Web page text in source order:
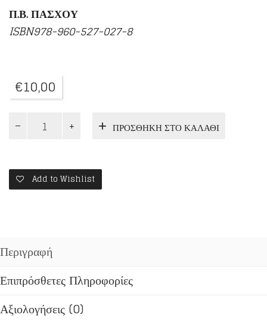
Π.Β. ΠΑΣΧΟΥ
ISBN978-960-527-027-8
€10,00
ΑΣΚΗΣΕΙ
ποσότητα
ΠΡΟΣΘΉΚΗ ΣΤΟ ΚΑΛΆΘΙ
Add to Wishlist
Περιγραφή
Επιπρόσθετες Πληροφορίες
Αξιολογήσεις (0)